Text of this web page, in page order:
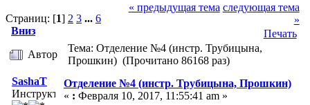
Страниц: [1] 2 3 ... 6
Вниз
« предыдущая тема следующая тема
»
Печать
Автор
Тема: Отделение №4 (инстр. Трубицына,
Прошкин) (Прочитано 86168 раз)
SashaT
Инструктор
Отделение №4 (инстр. Трубицына, Прошкин)
« : Февраля 10, 2017, 11:55:41 am »